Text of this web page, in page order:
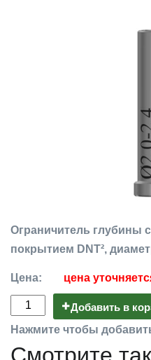
Ограничитель глубины
покрытием DNT²,
Цена: цена
Добавить в
Нажмите чтобы
Смотрите